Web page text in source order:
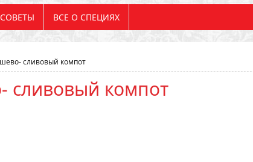
ВСЕ О СПЕЦИЯХ
сливовый компот
сливовый компот